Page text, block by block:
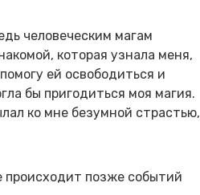
человеческим магам
которая узнала меня,
ей освободиться и
бы пригодиться моя магия.
ко мне безумной страстью,
происходит позже событий